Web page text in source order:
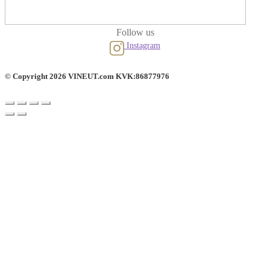
Follow us
Instagram
© Copyright 2026 VINEUT.com KVK:86877976